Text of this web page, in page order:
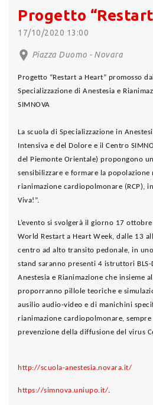
Progetto
17/10/2020 13:00
Piazza Duomo - Novara
Progetto “Restart a Heart” promosso
Specializzazione di Anestesia e
SIMNOVA
La scuola di Specializzazione in
Intensiva e del Dolore e il Centro
del Piemonte Orientale) propongono
sensibilizzare e formare la
rianimazione cardiopolmonare (RCP),
Viva!”.
L’evento si svolgerà il giorno 17
World Restart a Heart Week, dalle 13
centro ad alto transito pedonale, in
stand saranno presenti 4 istruttori
Anestesia e Rianimazione che insieme
proporranno pillole teoriche e
ausilio audio-video e di manichini
rianimazione cardiopolmonare,
prevenzione della diffusione del virus
http://scuola-anestesia.novara.it/
https://simnova.uniupo.it/.